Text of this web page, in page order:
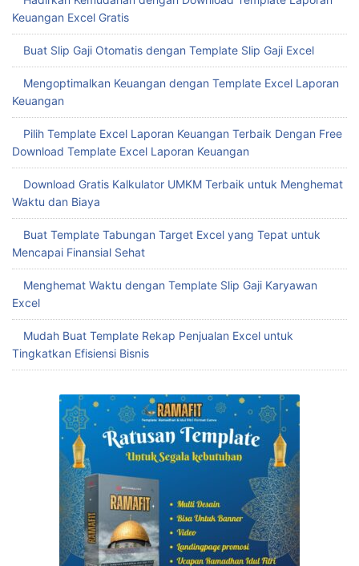
Keuangan Excel Gratis
Buat Slip Gaji Otomatis dengan Template Slip Gaji Excel
Mengoptimalkan Keuangan dengan Template Excel Laporan
Keuangan
Pilih Template Excel Laporan Keuangan Terbaik Dengan Free
Download Template Excel Laporan Keuangan
Download Gratis Kalkulator UMKM Terbaik untuk Menghemat
Waktu dan Biaya
Buat Template Tabungan Target Excel yang Tepat untuk
Mencapai Finansial Sehat
Menghemat Waktu dengan Template Slip Gaji Karyawan
Excel
Mudah Buat Template Rekap Penjualan Excel untuk
Tingkatkan Efisiensi Bisnis